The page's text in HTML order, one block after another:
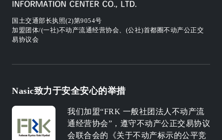
国土交通部长执照(2)第9054号
加盟团体/(一社)不动产流通经营协会、(公社)首都圈不动产公正交
易协议会
Nasic致力于安全安心的举措
我们加盟“FRK 一般社团法人不动产流
通经营协会”，遵守不动产公正交易协议
会联合会的《关于不动产标示的公平竞